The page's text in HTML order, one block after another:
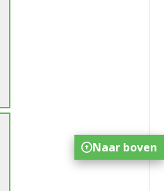
Naar boven